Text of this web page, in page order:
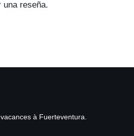
una reseña.
à Fuerteventura.